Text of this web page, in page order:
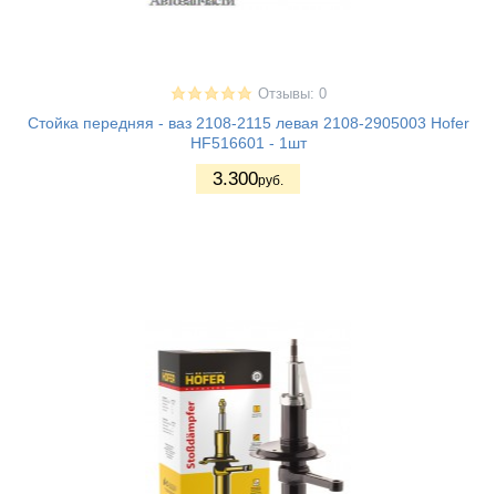
Отзывы: 0
Стойка передняя - ваз 2108-2115 левая 2108-2905003 Hofer
HF516601 - 1шт
3.300руб.